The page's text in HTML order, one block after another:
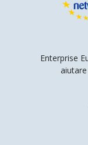
Enterprise